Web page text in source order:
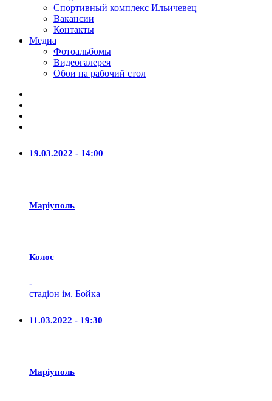
Спортивный комплекс Ильичевец
Вакансии
Контакты
Медиа
Фотоальбомы
Видеогалерея
Обои на рабочий стол
19.03.2022 - 14:00
Маріуполь
Колос
-
стадіон ім. Бойка
11.03.2022 - 19:30
Маріуполь